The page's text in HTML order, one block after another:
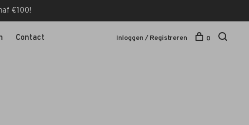
€100!
Contact Inloggen / Registreren 0